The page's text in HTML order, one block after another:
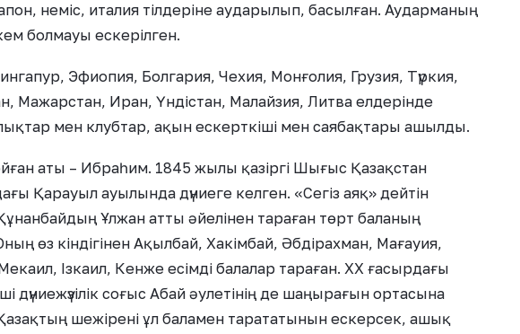
неміс, италия тілдеріне аударылып, басылған. Аударманың
болмауы ескерілген.
Эфиопия, Болгария, Чехия, Монғолия, Грузия, Түркия,
Иран, Үндістан, Малайзия, Литва елдерінде
мен клубтар, ақын ескерткіші мен саябақтары ашылды.
аты – Ибраһим. 1845 жылы қазіргі Шығыс Қазақстан
Қарауыл ауылында дүниеге келген. «Сегіз аяқ» дейтін
Ұлжан атты әйелінен тараған төрт баланың
өз кіндігінен Ақылбай, Хакімбай, Əбдірахман, Мағауия,
Ізкаил, Кенже есімді балалар тараған. ХХ ғасырдағы
дүниежүзілік соғыс Абай әулетінің де шаңырағын ортасына
Қазақтың шежірені ұл баламен тарататынын ескерсек, ашық